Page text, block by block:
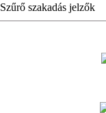
Szűrő szakadás jelzők